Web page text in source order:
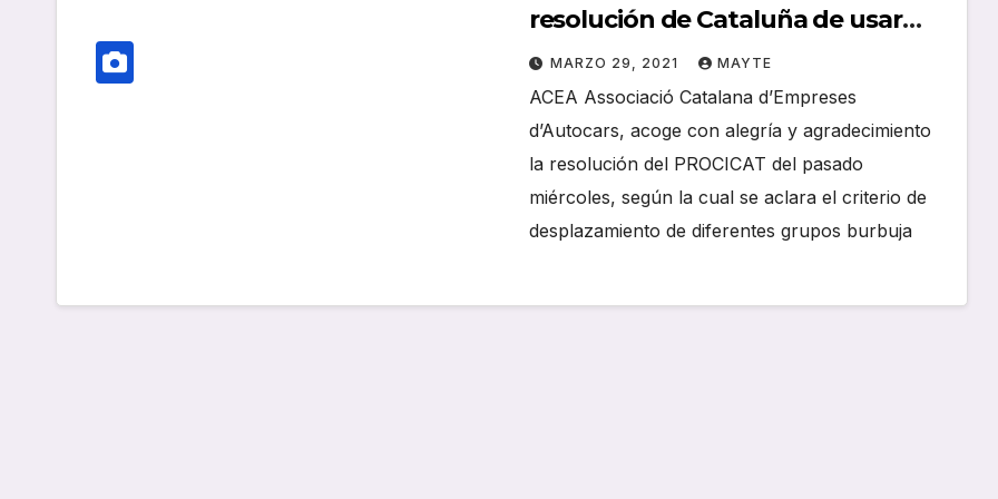
resolución de Cataluña de usar
autocares discrecionales con
diferentes grupos
MARZO 29, 2021 MAYTE
ACEA Associació Catalana d’Empreses
d’Autocars, acoge con alegría y agradecimiento
la resolución del PROCICAT del pasado
miércoles, según la cual se aclara el criterio de
desplazamiento de diferentes grupos burbuja